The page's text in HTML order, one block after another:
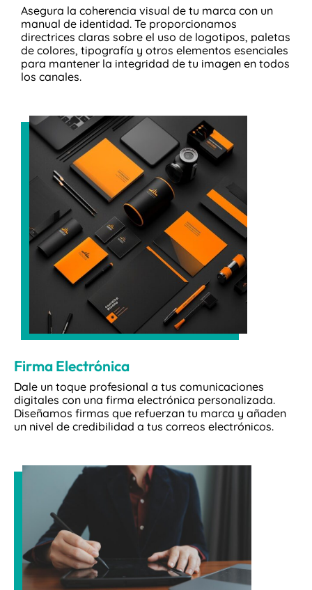
Asegura la coherencia visual de tu marca con un
manual de identidad. Te proporcionamos
directrices claras sobre el uso de logotipos, paletas
de colores, tipografía y otros elementos esenciales
para mantener la integridad de tu imagen en todos
los canales.
Firma Electrónica
Dale un toque profesional a tus comunicaciones
digitales con una firma electrónica personalizada.
Diseñamos firmas que refuerzan tu marca y añaden
un nivel de credibilidad a tus correos electrónicos.